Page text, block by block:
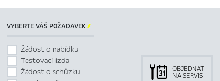
VYBERTE VÁŠ POŽADAVEK
Žádost o nabídku
Testovací jízda
Žádost o schůzku
OBJEDNAT
NA SERVIS